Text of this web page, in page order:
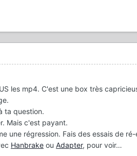
les mp4. C'est une box très
ta question.
Mais c'est payant.
une régression. Fais des essais de
Hanbrake ou Adapter, pour voir…